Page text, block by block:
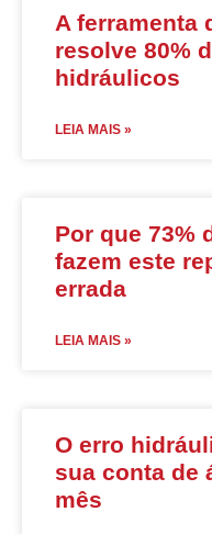
A ferramenta
resolve 80%
hidráulicos
LEIA MAIS »
Por que 73%
fazem este
errada
LEIA MAIS »
O erro
sua conta de
mês